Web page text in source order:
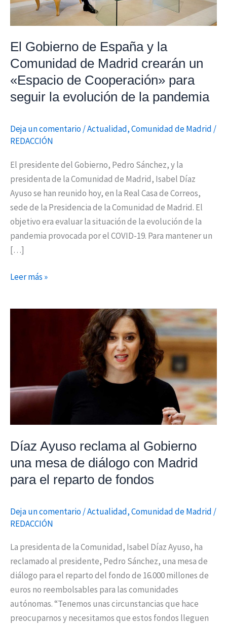
El Gobierno de España y la
Comunidad de Madrid crearán un
«Espacio de Cooperación» para
seguir la evolución de la pandemia
Deja un comentario/Actualidad,Comunidad de Madrid /
REDACCIÓN
El presidente del Gobierno, Pedro Sánchez, y la
presidenta de la Comunidad de Madrid, Isabel Díaz
Ayuso se han reunido hoy, en la Real Casa de Correos,
sede de la Presidencia de la Comunidad de Madrid. El
objetivo era evaluar la situación de la evolución de la
pandemia provocada por el COVID-19. Para mantener un
[…]
Madrid
crearán
un
«Espacio
de
Cooperación»
para
la
evolución
la
pandemia
Leer más »
Díaz Ayuso reclama al Gobierno
una mesa de diálogo con Madrid
para el reparto de fondos
Deja un comentario/Actualidad,Comunidad de Madrid /
REDACCIÓN
La presidenta de la Comunidad, Isabel Díaz Ayuso, ha
reclamado al presidente, Pedro Sánchez, una mesa de
diálogo para el reparto del fondo de 16.000 millones de
euros no reembolsables para las comunidades
autónomas. “Tenemos unas circunstancias que hace
preocuparnos y necesitamos que estos fondos lleguen
una
mesa
de
diálogo
con
para
el
de
fondos